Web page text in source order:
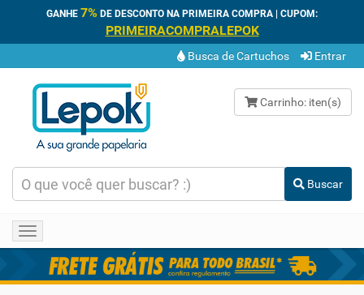
GANHE 7% DE DESCONTO NA PRIMEIRA COMPRA | CUPOM:
PRIMEIRACOMPRALEPOK
Busca de Cartuchos Entrar
Carrinho: iten(s)
Buscar
Toggle
navigation